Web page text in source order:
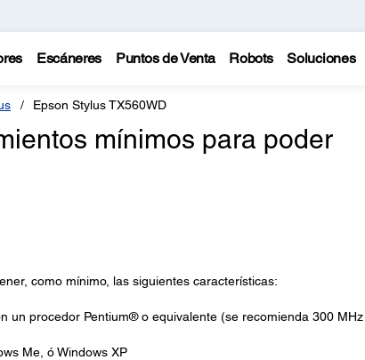
Escáneres Puntos de Venta Robots Soluciones
Epson Stylus TX560WD
mínimos para poder
como mínimo, las siguientes características:
un procedor Pentium® o equivalente (se recomienda 300 MHz
Me, ó Windows XP